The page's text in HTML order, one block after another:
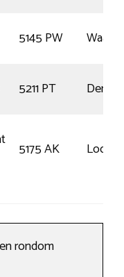
5145 PW
5211 PT
Den
5175 AK Loon
rondom